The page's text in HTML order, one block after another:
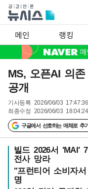
메인 랭킹
MS, 오픈AI 의
공개
기사등록 2026/06/03 17:47:36
최종수정 2026/06/03 18:04:24
구글에서 선호하는 매체로 추
빌드 2026서 'MAI'
전사 망라
"프런티어 소비자
명